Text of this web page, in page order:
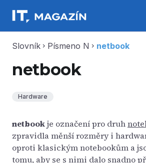
Slovník chevron_right Písmeno N chevron_right netbook
netbook
Hardware
netbookje označení pro druh
zpravidla měnší rozměry i
oproti klasickým notebookům a
tomu, aby se s nimi dalo snadno